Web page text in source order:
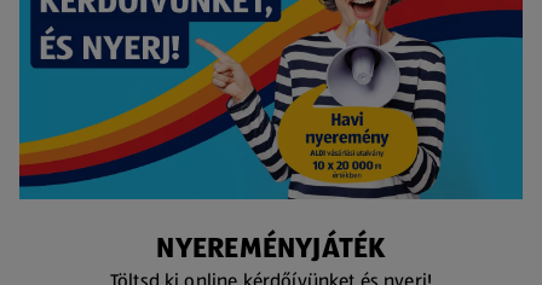
NYEREMÉNYJÁTÉK